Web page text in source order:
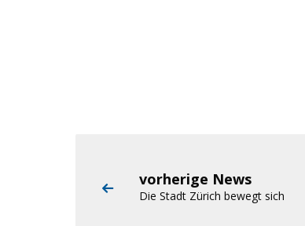
vorherige News
Die Stadt Zürich bewegt sich